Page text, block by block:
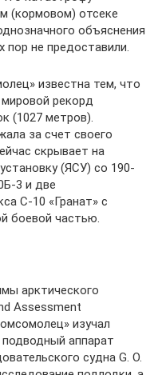
(кормовом) отсеке
объяснения
пор не предоставили.
известна тем, что
мировой рекорд
(1027 метров).
за счет своего
скрывает на
(ЯСУ) со 190-
3 и две
С-10 «Гранат» с
боевой частью.
арктического
Assessment
изучал
аппарат
судна G. O.